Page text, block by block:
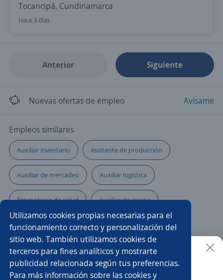
Utilizamos cookies propias necesarias para el
funcionamiento correcto y personalización del
sitio web. También utilizamos cookies de
terceros para fines analíticos y mostrarte
publicidad relacionada según tus preferencias.
Para más información sobre las cookies y
Tocancipá, Cundinamarca
Hace 3 días
Anterior Siguiente
Nuevas ofertas de empleo Avísame
Empleos similares
Auxiliar inventario Asistente de producción
Auxiliar de mercadeo Auxiliar logística
Promotor/a de salud Auxiliar de cocina
Asesor/a comercial freelance Servicio al cliente
Auxiliar operativo Atención a clientes
Auxiliar de mantenimiento Auxiliar de contratación
Buscar es más fácil en la app